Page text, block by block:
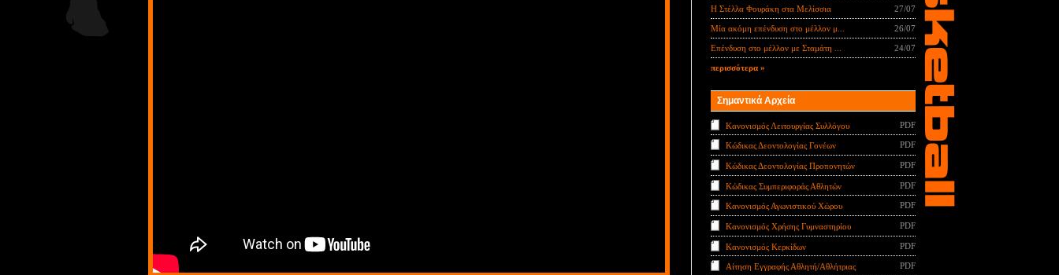
Η Στέλλα Φουράκη στα Μελίσσια 27/07
Μία ακόμη επένδυση στο μέλλον μ... 26/07
Επένδυση στο μέλλον με Σταμάτη ... 24/07
περισσότερα »
Σημαντικά Αρχεία
Κανονισμός Λειτουργίας Συλλόγου PDF
Κώδικας Δεοντολογίας Γονέων PDF
Κώδικας Δεοντολογίας Προπονητών PDF
Κώδικας Συμπεριφοράς Αθλητών PDF
Κανονισμός Αγωνιστικού Χώρου PDF
Κανονισμός Χρήσης Γυμναστηρίου PDF
Κανονισμός Κερκίδων PDF
Αίτηση Εγγραφής Αθλητή/Αθλήτριας PDF